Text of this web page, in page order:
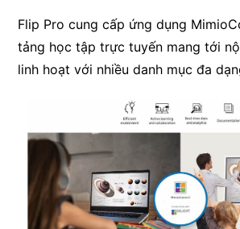
Flip Pro cung cấp ứng dụng
tảng học tập trực tuyến mang tới
linh hoạt với nhiều danh mục đa